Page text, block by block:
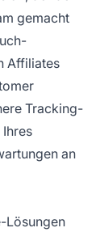
gemacht
Affiliates
Tracking-
an
Lösungen